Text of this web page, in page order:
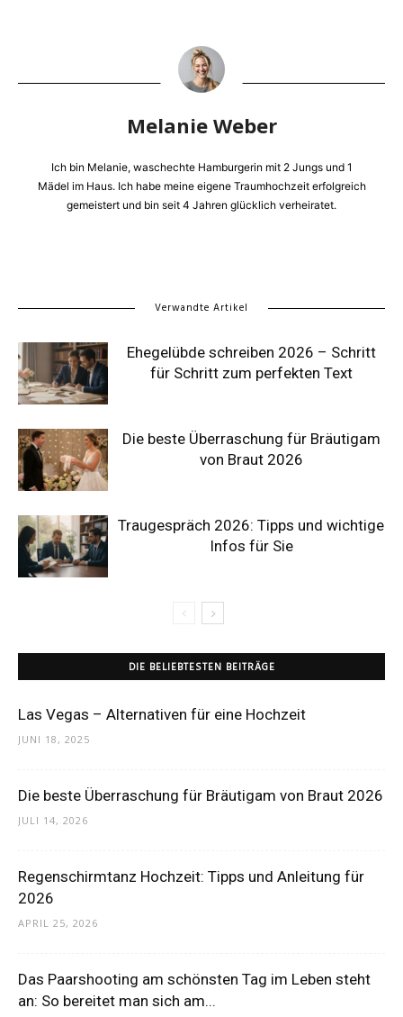
Melanie Weber
Ich bin Melanie, waschechte Hamburgerin mit 2 Jungs und 1
Mädel im Haus. Ich habe meine eigene Traumhochzeit erfolgreich
gemeistert und bin seit 4 Jahren glücklich verheiratet.
Verwandte Artikel
Ehegelübde schreiben 2026 – Schritt
für Schritt zum perfekten Text
Die beste Überraschung für Bräutigam
von Braut 2026
Traugespräch 2026: Tipps und wichtige
Infos für Sie
DIE BELIEBTESTEN BEITRÄGE
Las Vegas – Alternativen für eine Hochzeit
JUNI 18, 2025
Die beste Überraschung für Bräutigam von Braut 2026
JULI 14, 2026
Regenschirmtanz Hochzeit: Tipps und Anleitung für
2026
APRIL 25, 2026
Das Paarshooting am schönsten Tag im Leben steht
an: So bereitet man sich am...